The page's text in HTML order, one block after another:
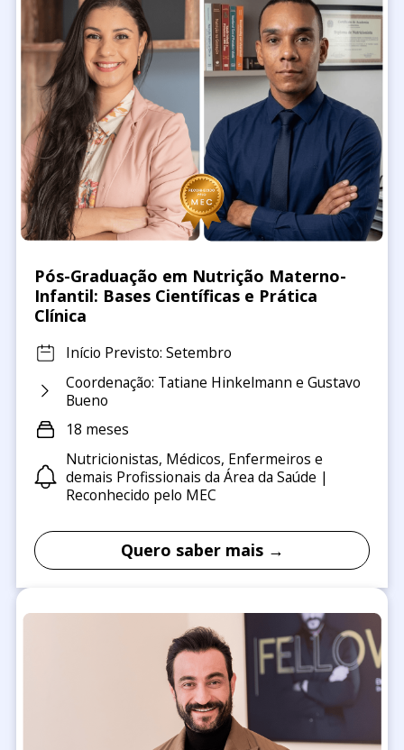
Pós-Graduação em Nutrição Materno-
Infantil: Bases Científicas e Prática
Clínica
Início Previsto: Setembro
Coordenação: Tatiane Hinkelmann e Gustavo
Bueno
18 meses
Nutricionistas, Médicos, Enfermeiros e
demais Profissionais da Área da Saúde |
Reconhecido pelo MEC
Quero saber mais →